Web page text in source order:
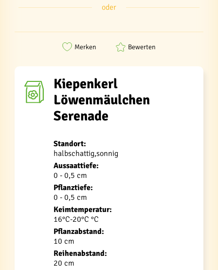
oder
Merken Bewerten
Kiepenkerl
Löwenmäulchen
Serenade
Standort:
halbschattig,sonnig
Aussaattiefe:
0 - 0,5 cm
Pflanztiefe:
0 - 0,5 cm
Keimtemperatur:
16°C-20°C °C
Pflanzabstand:
10 cm
Reihenabstand:
20 cm